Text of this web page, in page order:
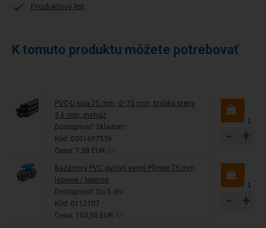
Produktový list
K tomuto produktu môžete potrebovať
PVC-U rúra 75 mm, d=75 mm, hrúbka steny
3,6 mm, metráž
Dostupnosť: Skladom
Kód: 0301607536
Cena: 7,38 EUR
- +
Bazénový PVC guľový ventil Plimex 75 mm
lepenie / lepenie
Dostupnosť: Do 5 dní
Kód: 0112107
Cena: 103,00 EUR
- +